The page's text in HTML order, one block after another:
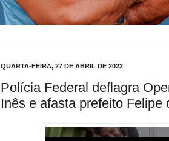
QUARTA-FEIRA, 27 DE ABRIL DE 2022
Polícia Federal deflagra
Inês e afasta prefeito Felipe